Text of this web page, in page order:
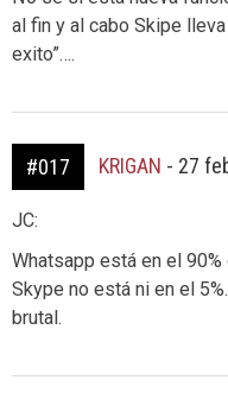
al fin y al cabo Skipe
exito”….
#017 KRIGAN - 27
JC:
Whatsapp está en el
Skype no está ni en el
brutal.